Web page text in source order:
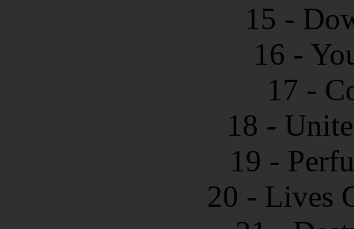
15 -
16 -
17 -
18 -
19 -
20 - Lives